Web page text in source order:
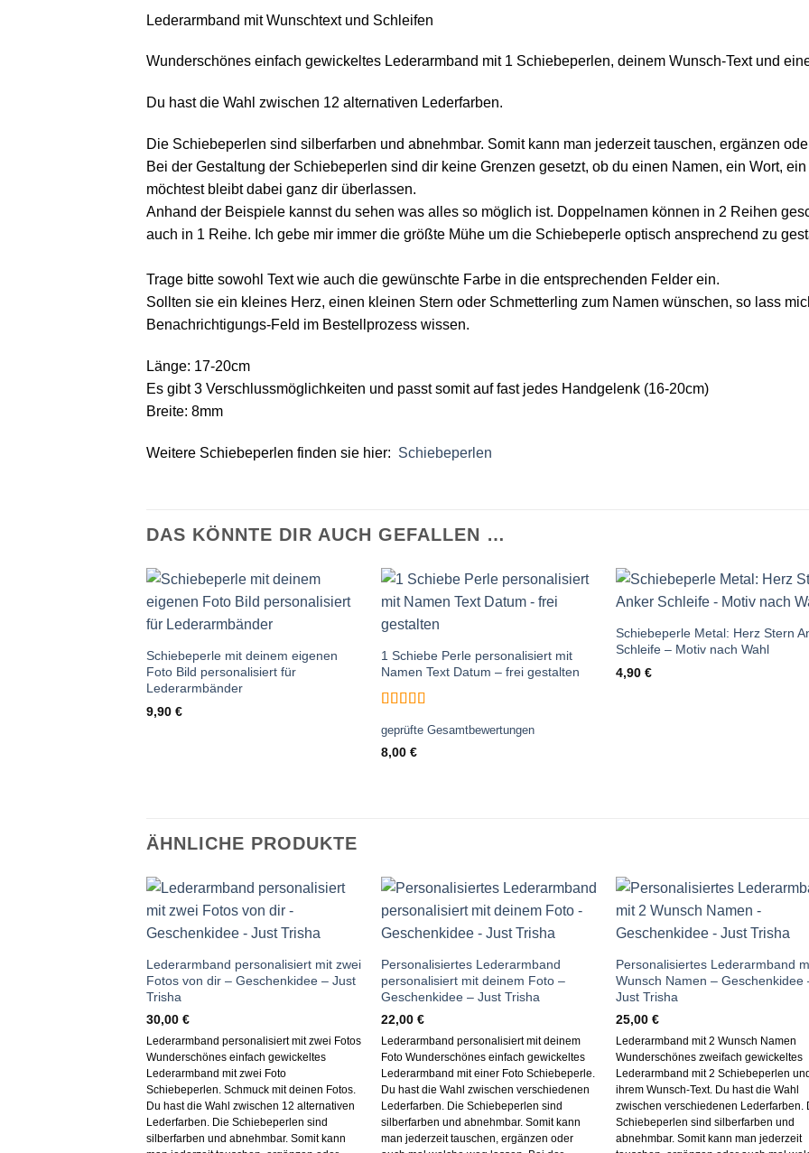
Lederarmband mit Wunschtext und Schleifen
Wunderschönes einfach gewickeltes Lederarmband mit 1 Schiebeperlen, deinem Wunsch-Text und
Du hast die Wahl zwischen 12 alternativen Lederfarben.
Die Schiebeperlen sind silberfarben und abnehmbar. Somit kann man jederzeit tauschen, ergänzen
Bei der Gestaltung der Schiebeperlen sind dir keine Grenzen gesetzt, ob du einen Namen, ein Wort,
möchtest bleibt dabei ganz dir überlassen.
Anhand der Beispiele kannst du sehen was alles so möglich ist. Doppelnamen können in 2 Reihen
auch in 1 Reihe. Ich gebe mir immer die größte Mühe um die Schiebeperle optisch ansprechend zu
Trage bitte sowohl Text wie auch die gewünschte Farbe in die entsprechenden Felder ein.
Sollten sie ein kleines Herz, einen kleinen Stern oder Schmetterling zum Namen wünschen, so lass
Benachrichtigungs-Feld im Bestellprozess wissen.
Länge: 17-20cm
Es gibt 3 Verschlussmöglichkeiten und passt somit auf fast jedes Handgelenk (16-20cm)
Breite: 8mm
Weitere Schiebeperlen finden sie hier: Schiebeperlen
DAS KÖNNTE DIR AUCH GEFALLEN …
Schiebeperle mit deinem eigenen
Foto Bild personalisiert für
Lederarmbänder
9,90 €
1 Schiebe Perle personalisiert mit
Namen Text Datum – frei gestalten
mit5von 5
geprüfte Gesamtbewertungen
8,00 €
Schiebeperle Metal: Herz Stern
Schleife – Motiv nach Wahl
4,90 €
ÄHNLICHE PRODUKTE
Auf die
Wunschliste
Lederarmband personalisiert mit zwei
Fotos von dir – Geschenkidee – Just
Trisha
30,00 €
Lederarmband personalisiert mit zwei Fotos
Wunderschönes einfach gewickeltes
Lederarmband mit zwei Foto
Schiebeperlen. Schmuck mit deinen Fotos.
Du hast die Wahl zwischen 12 alternativen
Lederfarben. Die Schiebeperlen sind
silberfarben und abnehmbar. Somit kann
Auf die
Wunschliste
Personalisiertes Lederarmband
personalisiert mit deinem Foto –
Geschenkidee – Just Trisha
22,00 €
Lederarmband personalisiert mit deinem
Foto Wunderschönes einfach gewickeltes
Lederarmband mit einer Foto Schiebeperle.
Du hast die Wahl zwischen verschiedenen
Lederfarben. Die Schiebeperlen sind
silberfarben und abnehmbar. Somit kann
man jederzeit tauschen, ergänzen oder
Auf die
Personalisiertes Lederarmband
Wunsch Namen – Geschenkidee
Just Trisha
25,00 €
Lederarmband mit 2 Wunsch Namen
Wunderschönes zweifach gewickeltes
Lederarmband mit 2 Schiebeperlen und
ihrem Wunsch-Text. Du hast die Wahl
zwischen verschiedenen Lederfarben.
Schiebeperlen sind silberfarben und
abnehmbar. Somit kann man jederzeit